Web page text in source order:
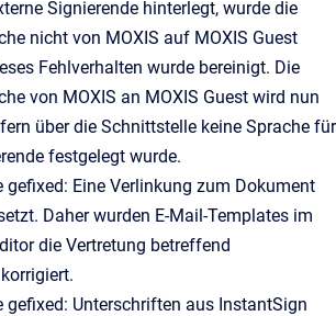
Signierende hinterlegt, wurde die
nicht von MOXIS auf MOXIS Guest
Fehlverhalten wurde bereinigt. Die
von MOXIS an MOXIS Guest wird nun
über die Schnittstelle keine Sprache für
festgelegt wurde.
gefixed: Eine Verlinkung zum Dokument
Daher wurden E-Mail-Templates im
die Vertretung betreffend
gefixed: Unterschriften aus InstantSign